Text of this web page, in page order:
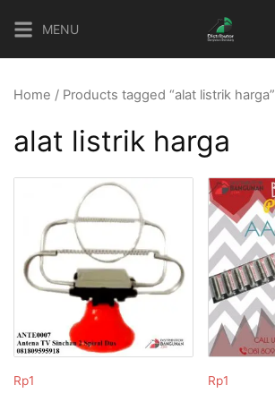
content
MENU
Home / Products tagged “alat listrik harga”
alat listrik harga
Rp1 Rp1